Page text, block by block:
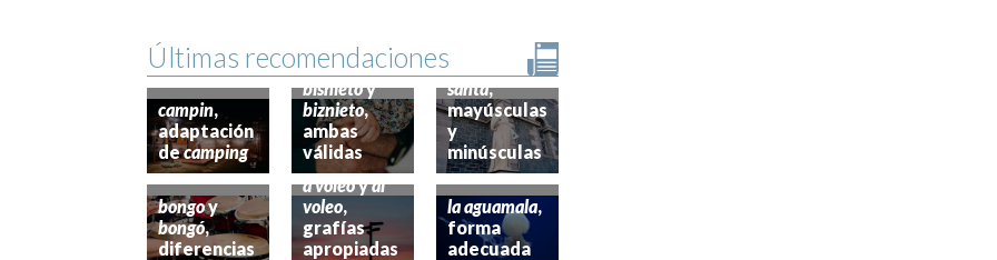
Últimas recomendaciones
campin
adaptación
decamping
bisnietoy
biznieto,
ambas
válidas
san
santo
ysanta,
mayúscula
s y
minúsculas
bongoy
bongó,
diferencias
a voleoyal
voleo
grafías
apropiadas
la
aguamala,
forma
adecuada